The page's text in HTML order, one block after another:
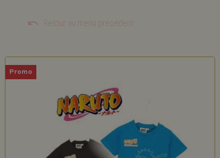
Retour au menu précédent
Promo